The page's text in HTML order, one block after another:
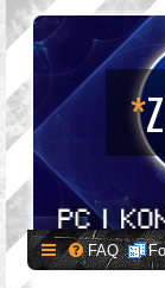
*
FAQ